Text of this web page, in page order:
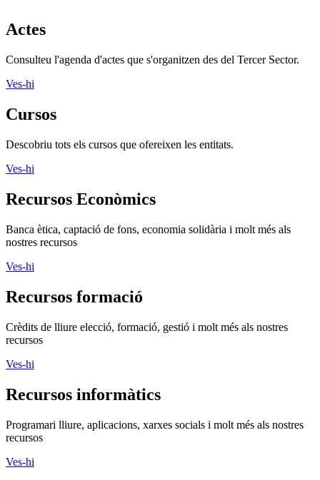
Actes
Consulteu l'agenda d'actes que s'organitzen des del Tercer Sector.
Ves-hi
Cursos
Descobriu tots els cursos que ofereixen les entitats.
Ves-hi
Recursos Econòmics
Banca ètica, captació de fons, economia solidària i molt més als
nostres recursos
Ves-hi
Recursos formació
Crèdits de lliure elecció, formació, gestió i molt més als nostres
recursos
Ves-hi
Recursos informàtics
Programari lliure, aplicacions, xarxes socials i molt més als nostres
recursos
Ves-hi